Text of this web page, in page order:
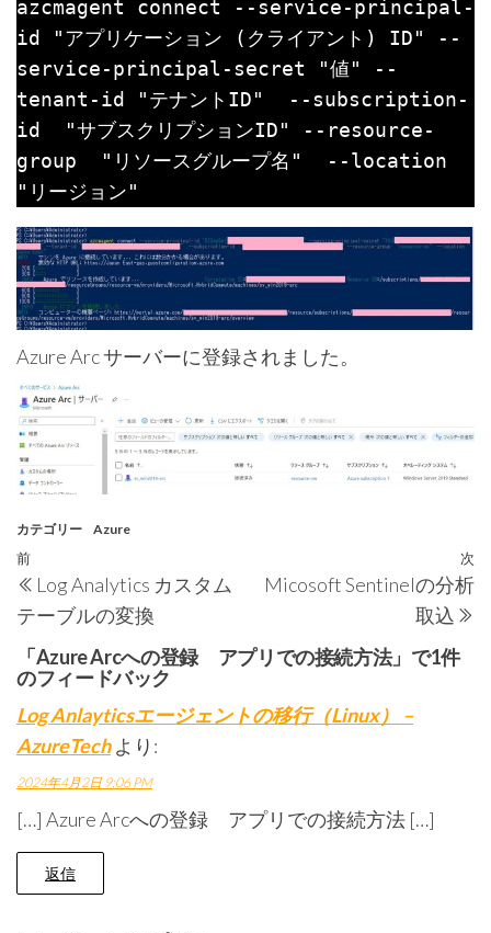
azcmagent connect --service-principal-
id "アプリケーション (クライアント) ID" --
service-principal-secret "値" --
tenant-id "テナントID"  --subscription-
id  "サブスクリプションID" --resource-
group  "リソースグループ名"  --location
Azure Arc サーバーに登録されました。
カテゴリー Azure
投
稿
ナ
ビ
ゲ
ー
シ
ョ
ン
過
去
の
投
稿
前
Log Analytics カスタム
テーブルの変換
次
Micosoft Sentinelの分析
取込
「Azure Arcへの登録 アプリでの接続方法」で1件
のフィードバック
Log Anlayticsエージェントの移行（Linux） –
AzureTech より:
2024年4月2日 9:06 PM
[…] Azure Arcへの登録 アプリでの接続方法 […]
返信